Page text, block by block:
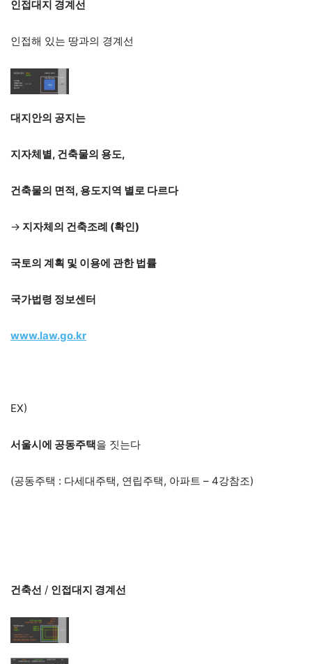
인접대지 경계선
인접해 있는 땅과의 경계선
대지안의 공지는
지자체별, 건축물의 용도,
건축물의 면적, 용도지역 별로 다르다
→ 지자체의 건축조례 (확인)
국토의 계획 및 이용에 관한 법률
국가법령 정보센터
www.law.go.kr
EX)
서울시에 공동주택을 짓는다
(공동주택 : 다세대주택, 연립주택, 아파트 – 4강참조)
건축선 / 인접대지 경계선